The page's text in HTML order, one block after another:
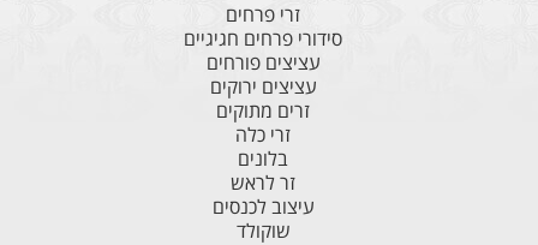
זרי פרחים
סידורי פרחים חגיגיים
עציצים פורחים
עציצים ירוקים
זרים מתוקים
זרי כלה
בלונים
זר לראש
עיצוב לכנסים
שוקולד